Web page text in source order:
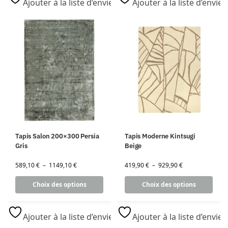
Ajouter à la liste d’envies Ajouter à la liste d’envies
Tapis Salon 200×300 Persia
Gris
589,10€ – 1149,10€
Choix des options
Ajouter à la liste d’envies
Tapis Moderne Kintsugi
Beige
419,90€ – 929,90€
Choix des options
Ajouter à la liste d’envies